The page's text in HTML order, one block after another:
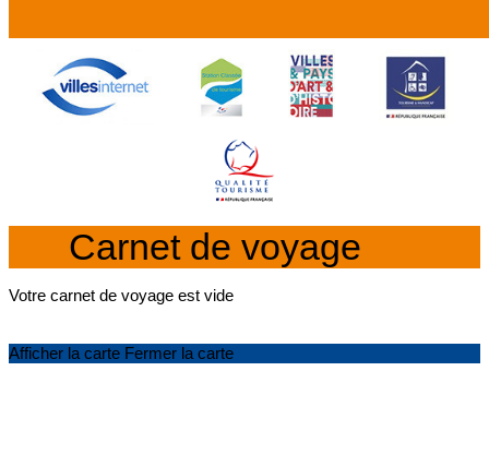
Carnet de voyage
Votre carnet de voyage est vide
Afficher la carte Fermer la carte